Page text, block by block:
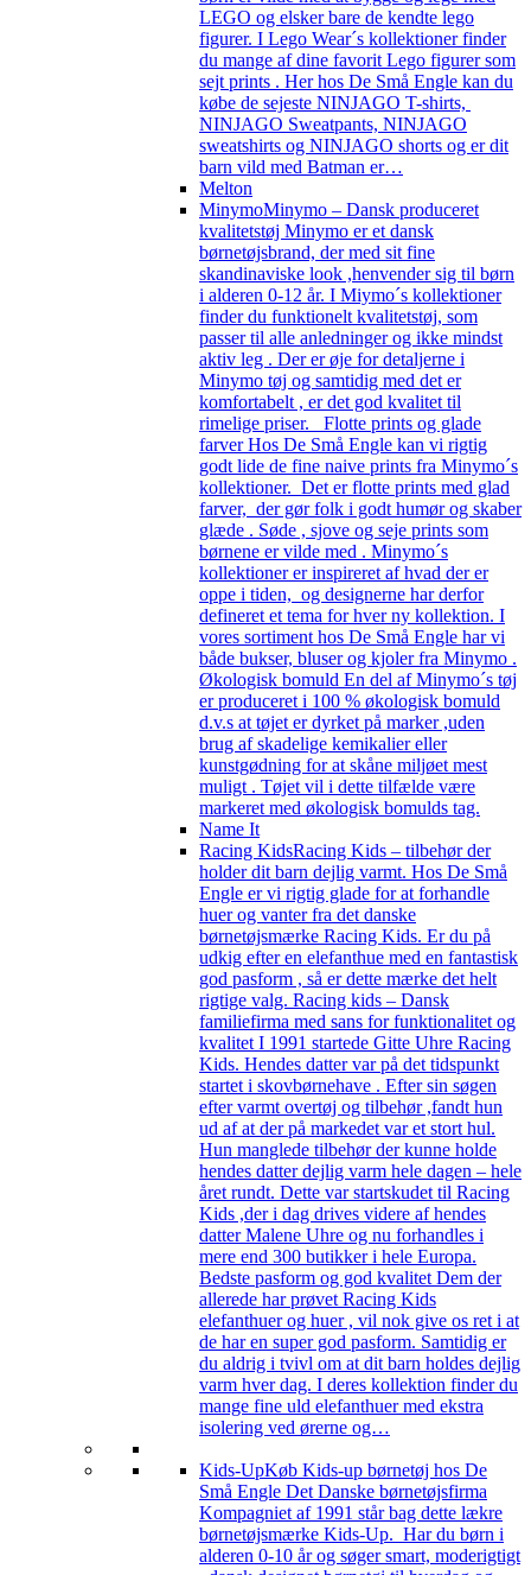
LEGO og elsker bare de kendte lego
figurer. I Lego Wear´s kollektioner finder
du mange af dine favorit Lego figurer som
sejt prints . Her hos De Små Engle kan du
købe de sejeste NINJAGO T-shirts,
NINJAGO Sweatpants, NINJAGO
sweatshirts og NINJAGO shorts og er dit
barn vild med Batman er…
Melton
MinymoMinymo – Dansk produceret
kvalitetstøj Minymo er et dansk
børnetøjsbrand, der med sit fine
skandinaviske look ,henvender sig til børn
i alderen 0-12 år. I Miymo´s kollektioner
finder du funktionelt kvalitetstøj, som
passer til alle anledninger og ikke mindst
aktiv leg . Der er øje for detaljerne i
Minymo tøj og samtidig med det er
komfortabelt , er det god kvalitet til
rimelige priser. Flotte prints og glade
farver Hos De Små Engle kan vi rigtig
godt lide de fine naive prints fra Minymo´s
kollektioner. Det er flotte prints med glad
farver, der gør folk i godt humør og skaber
glæde . Søde , sjove og seje prints som
børnene er vilde med . Minymo´s
kollektioner er inspireret af hvad der er
oppe i tiden, og designerne har derfor
defineret et tema for hver ny kollektion. I
vores sortiment hos De Små Engle har vi
både bukser, bluser og kjoler fra Minymo .
Økologisk bomuld En del af Minymo´s tøj
er produceret i 100 % økologisk bomuld
d.v.s at tøjet er dyrket på marker ,uden
brug af skadelige kemikalier eller
kunstgødning for at skåne miljøet mest
muligt . Tøjet vil i dette tilfælde være
markeret med økologisk bomulds tag.
Name It
Racing KidsRacing Kids – tilbehør der
holder dit barn dejlig varmt. Hos De Små
Engle er vi rigtig glade for at forhandle
huer og vanter fra det danske
børnetøjsmærke Racing Kids. Er du på
udkig efter en elefanthue med en fantastisk
god pasform , så er dette mærke det helt
rigtige valg. Racing kids – Dansk
familiefirma med sans for funktionalitet og
kvalitet I 1991 startede Gitte Uhre Racing
Kids. Hendes datter var på det tidspunkt
startet i skovbørnehave . Efter sin søgen
efter varmt overtøj og tilbehør ,fandt hun
ud af at der på markedet var et stort hul.
Hun manglede tilbehør der kunne holde
hendes datter dejlig varm hele dagen – hele
året rundt. Dette var startskudet til Racing
Kids ,der i dag drives videre af hendes
datter Malene Uhre og nu forhandles i
mere end 300 butikker i hele Europa.
Bedste pasform og god kvalitet Dem der
allerede har prøvet Racing Kids
elefanthuer og huer , vil nok give os ret i at
de har en super god pasform. Samtidig er
du aldrig i tvivl om at dit barn holdes dejlig
varm hver dag. I deres kollektion finder du
mange fine uld elefanthuer med ekstra
isolering ved ørerne og…
Kids-UpKøb Kids-up børnetøj hos De
Små Engle Det Danske børnetøjsfirma
Kompagniet af 1991 står bag dette lækre
børnetøjsmærke Kids-Up. Har du børn i
alderen 0-10 år og søger smart, moderigtigt